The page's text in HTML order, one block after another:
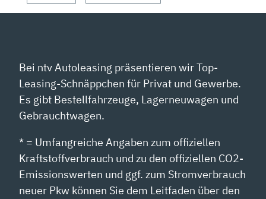
Bei ntv Autoleasing präsentieren wir Top-
Leasing-Schnäppchen für Privat und Gewerbe.
Es gibt Bestellfahrzeuge, Lagerneuwagen und
Gebrauchtwagen.
* = Umfangreiche Angaben zum offiziellen
Kraftstoffverbrauch und zu den offiziellen CO2-
Emissionswerten und ggf. zum Stromverbrauch
neuer Pkw können Sie dem Leitfaden über den